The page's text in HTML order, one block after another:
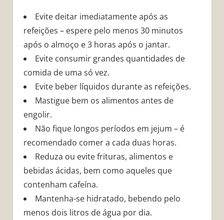
Evite deitar imediatamente após as
refeições – espere pelo menos 30 minutos
após o almoço e 3 horas após o jantar.
Evite consumir grandes quantidades de
comida de uma só vez.
Evite beber líquidos durante as refeições.
Mastigue bem os alimentos antes de
engolir.
Não fique longos períodos em jejum – é
recomendado comer a cada duas horas.
Reduza ou evite frituras, alimentos e
bebidas ácidas, bem como aqueles que
contenham cafeína.
Mantenha-se hidratado, bebendo pelo
menos dois litros de água por dia.